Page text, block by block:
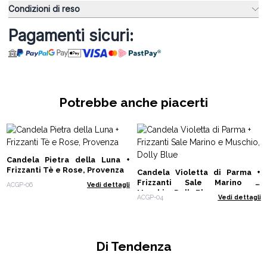
Condizioni di reso
Pagamenti sicuri:
Potrebbe anche piacerti
Candela Pietra della Luna +
Frizzanti Tè e Rose, Provenza
ACGP-06 Vedi dettagli
Candela Violetta di Parma +
Frizzanti Sale Marino e
Muschio, Dolly Blue
ACGP-04 Vedi dettagli
Di Tendenza